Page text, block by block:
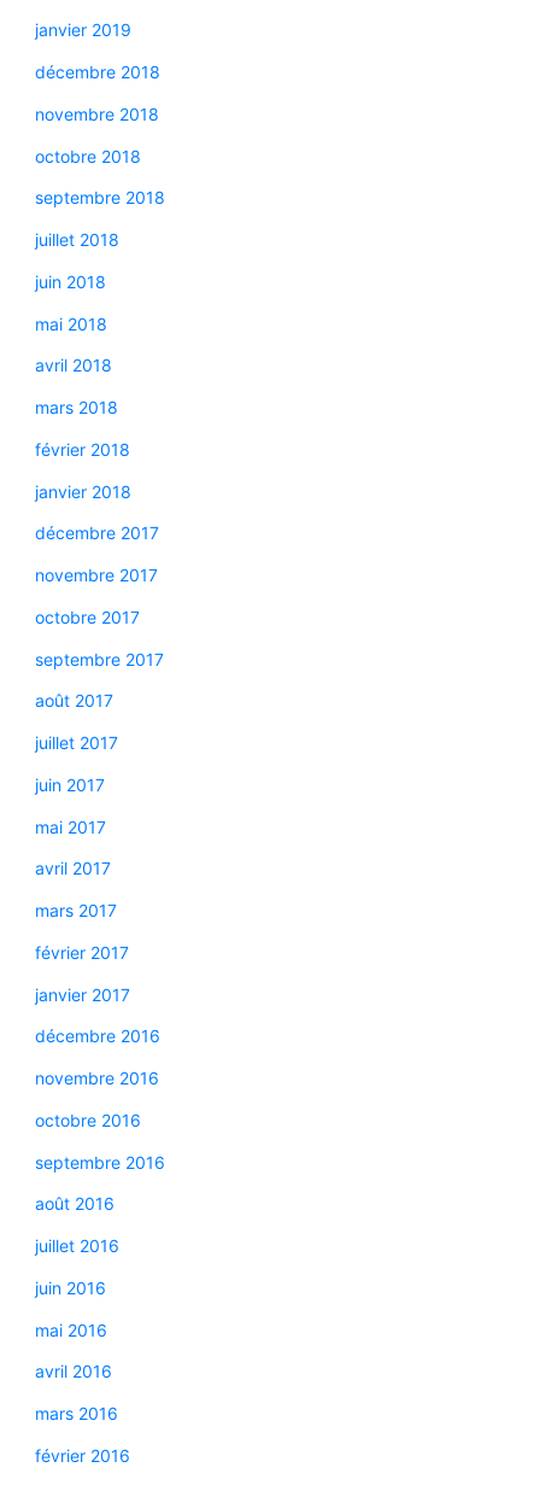
janvier 2019
décembre 2018
novembre 2018
octobre 2018
septembre 2018
juillet 2018
juin 2018
mai 2018
avril 2018
mars 2018
février 2018
janvier 2018
décembre 2017
novembre 2017
octobre 2017
septembre 2017
août 2017
juillet 2017
juin 2017
mai 2017
avril 2017
mars 2017
février 2017
janvier 2017
décembre 2016
novembre 2016
octobre 2016
septembre 2016
août 2016
juillet 2016
juin 2016
mai 2016
avril 2016
mars 2016
février 2016